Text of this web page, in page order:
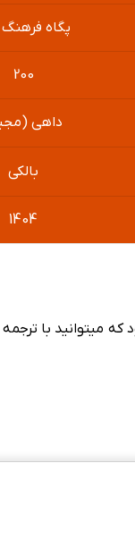
پگاه فرهنگ
200
داهی
بالکی
1404
که میتوانید با